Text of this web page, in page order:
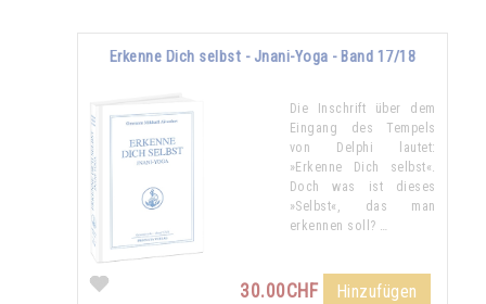
Erkenne Dich selbst - Jnani-Yoga - Band 17/18
Die Inschrift über dem
Eingang des Tempels
von Delphi lautet:
»Erkenne Dich selbst«.
Doch was ist dieses
»Selbst«, das man
erkennen soll? …
30.00CHF Hinzufügen